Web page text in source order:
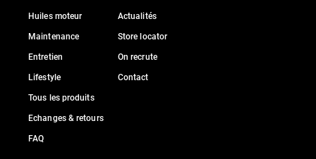
Huiles moteur
Maintenance
Entretien
Lifestyle
Tous les produits
Echanges & retours
FAQ
Actualités
Store locator
On recrute
Contact